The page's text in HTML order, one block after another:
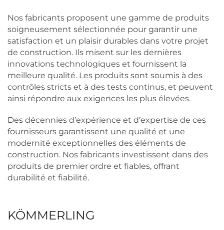
Nos fabricants proposent une gamme de produits
soigneusement sélectionnée pour garantir une
satisfaction et un plaisir durables dans votre projet
de construction. Ils misent sur les dernières
innovations technologiques et fournissent la
meilleure qualité. Les produits sont soumis à des
contrôles stricts et à des tests continus, et peuvent
ainsi répondre aux exigences les plus élevées.
Des décennies d’expérience et d’expertise de ces
fournisseurs garantissent une qualité et une
modernité exceptionnelles des éléments de
construction. Nos fabricants investissent dans des
produits de premier ordre et fiables, offrant
durabilité et fiabilité.
KÖMMERLING